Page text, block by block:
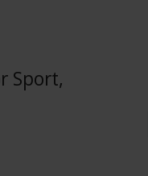
Sport,